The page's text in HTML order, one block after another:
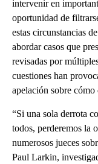
intervenir en
oportunidad de
estas circunstancias
abordar casos que
revisadas por
cuestiones han
apelación sobre cómo
“Si una sola derrota
todos, perderemos la
numerosos jueces
Paul Larkin,